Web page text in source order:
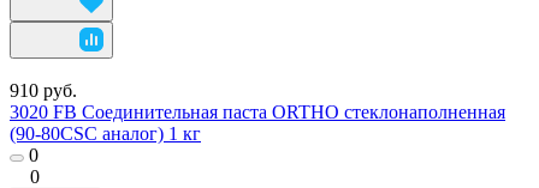
910 руб.
3020 FB Соединительная паста ORTHO стеклонаполненная
(90-80CSC аналог) 1 кг
0
0